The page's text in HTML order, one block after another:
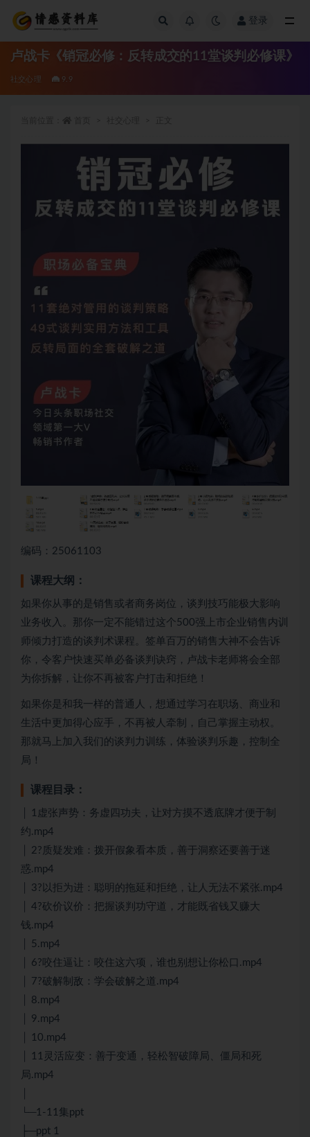
登录
卢战卡《销冠必修：反转成交的11堂谈判必修课》
社交心理 9.9
编码：25061103
课程大纲：
如果你从事的是销售或者商务岗位，谈判技巧能极大影响
业务收入。那你一定不能错过这个500强上市企业销售内训
师倾力打造的谈判术课程。签单百万的销售大神不会告诉
你，令客户快速买单必备谈判诀窍，卢战卡老师将会全部
为你拆解，让你不再被客户打击和拒绝！
如果你是和我一样的普通人，想通过学习在职场、商业和
生活中更加得心应手，不再被人牵制，自己掌握主动权。
那就马上加入我们的谈判力训练，体验谈判乐趣，控制全
局！
课程目录：
│ 1虚张声势：务虚四功夫，让对方摸不透底牌才便于制
约.mp4
│ 2?质疑发难：拨开假象看本质，善于洞察还要善于迷
惑.mp4
│ 3?以拒为进：聪明的拖延和拒绝，让人无法不紧张.mp4
│ 4?砍价议价：把握谈判功守道，才能既省钱又赚大
钱.mp4
│ 5.mp4
│ 6?咬住逼让：咬住这六项，谁也别想让你松口.mp4
│ 7?破解制敌：学会破解之道.mp4
│ 8.mp4
│ 9.mp4
│ 10.mp4
│ 11灵活应变：善于变通，轻松智破障局、僵局和死
局.mp4
└─1-11集ppt
├─ppt 1